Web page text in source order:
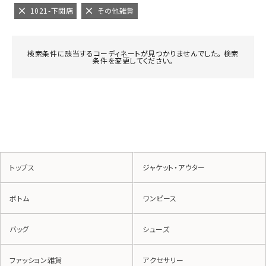
1021-下関店 その他雑貨
検索条件に該当するコーディネートが見つかりませんでした。 検索
条件を変更してください。
トップス ジャケット・アウター
ボトム ワンピース
バッグ シューズ
ファッション雑貨 アクセサリー